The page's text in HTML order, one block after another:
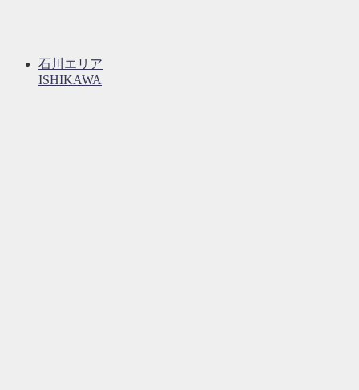
石川エリア
ISHIKAWA